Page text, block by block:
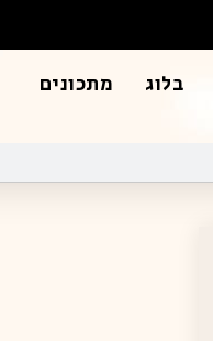
בלוג מתכונים